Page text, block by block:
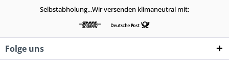
Selbstabholung...Wir versenden klimaneutral mit:
Folge uns